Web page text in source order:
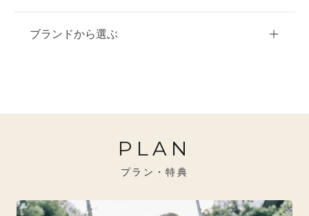
10万円台以下
20万円～26万円未満
26万円～31万円未満
クラシック
クール
ナチュラル
ブランドから選ぶ
イエベ秋におすすめ
ブルべ夏におすすめ
ブルべ冬におすすめ
PLAN
プラン・特典